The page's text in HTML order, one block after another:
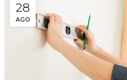
28
AGO